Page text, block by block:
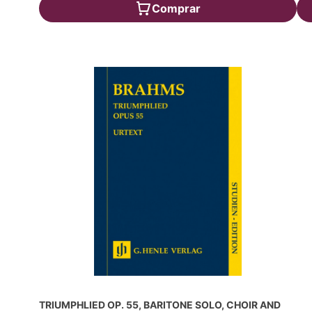
Comprar
TRIUMPHLIED OP. 55, BARITONE SOLO, CHOIR AND